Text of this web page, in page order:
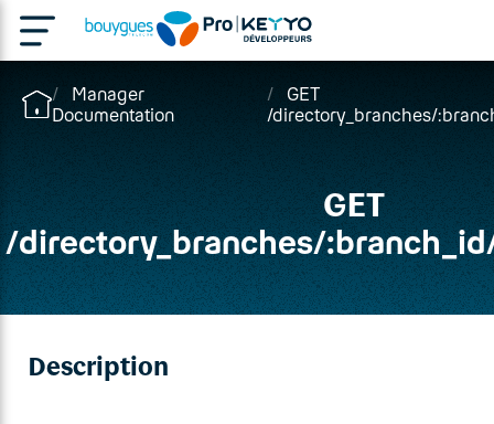
Manager
Documentation
GET
/directory_branches/
GET
/directory_branches/:branch_id
Description